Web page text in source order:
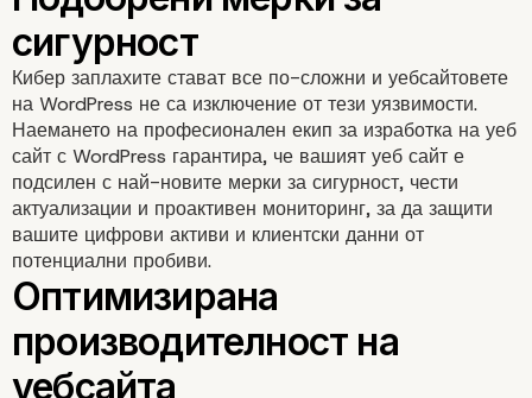
Персонализиране
предварително
теми
Кибер заплахите стават все по-сложни и уебсайтовете
на WordPress не са изключение от тези уязвимости.
Наемането на професионален екип за изработка на уеб
сайт с WordPress гарантира, че вашият уеб сайт е
подсилен с най-новите мерки за сигурност, чести
актуализации и проактивен мониторинг, за да защити
вашите цифрови активи и клиентски данни от
потенциални пробиви.